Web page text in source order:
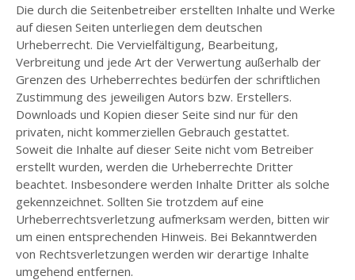
Die durch die Seitenbetreiber erstellten Inhalte und Werke
auf diesen Seiten unterliegen dem deutschen
Urheberrecht. Die Vervielfältigung, Bearbeitung,
Verbreitung und jede Art der Verwertung außerhalb der
Grenzen des Urheberrechtes bedürfen der schriftlichen
Zustimmung des jeweiligen Autors bzw. Erstellers.
Downloads und Kopien dieser Seite sind nur für den
privaten, nicht kommerziellen Gebrauch gestattet.
Soweit die Inhalte auf dieser Seite nicht vom Betreiber
erstellt wurden, werden die Urheberrechte Dritter
beachtet. Insbesondere werden Inhalte Dritter als solche
gekennzeichnet. Sollten Sie trotzdem auf eine
Urheberrechtsverletzung aufmerksam werden, bitten wir
um einen entsprechenden Hinweis. Bei Bekanntwerden
von Rechtsverletzungen werden wir derartige Inhalte
umgehend entfernen.